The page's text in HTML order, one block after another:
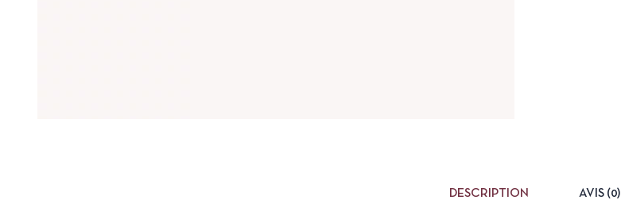
DESCRIPTION AVIS (0)